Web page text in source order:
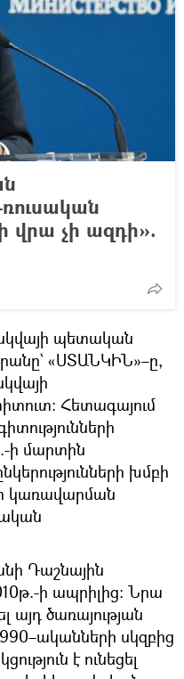
վրա չի ազդի».
պետական
«ՍՏԱՆԿԻՆ»–ը,
Հետագայում
ի մարտին
խմբի
կառավարման
Դաշնային
ի ապրիլից։ Նրա
այդ ծառայության
սկզբից
է ունեցել